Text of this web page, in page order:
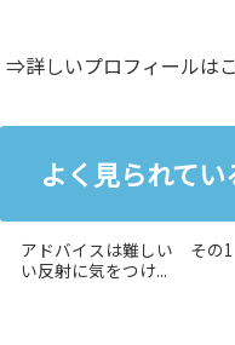
⇒詳しいプロフィールは
よく見られて
アドバイスは難しい その
い反射に気をつけ...